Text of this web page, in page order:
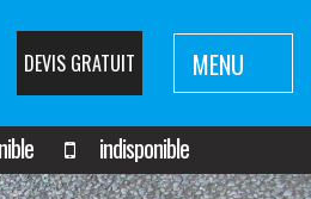
DEVIS GRATUIT MENU
indisponible